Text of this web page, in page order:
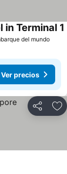
del mundo
Terminal 1
Ver precios
Compartir